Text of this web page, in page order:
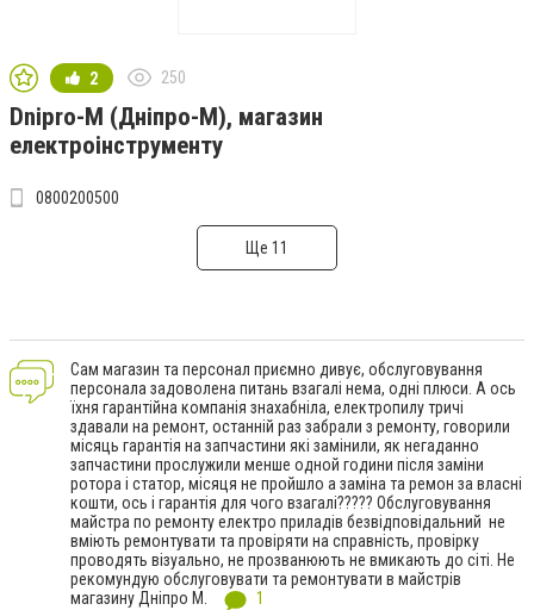
2 250
Dnipro-M (Дніпро-М), магазин
електроінструменту
0800200500
Ще 11
Сам магазин та персонал приємно дивує, обслуговування
персонала задоволена питань взагалі нема, одні плюси. А ось
їхня гарантійна компанія знахабніла, електропилу тричі
здавали на ремонт, останній раз забрали з ремонту, говорили
місяць гарантія на запчастини які замінили, як негаданно
запчастини прослужили менше одной години після заміни
ротора і статор, місяця не пройшло а заміна та ремон за власні
кошти, ось і гарантія для чого взагалі????? Обслуговування
майстра по ремонту електро приладів безвідповідальний не
вміють ремонтувати та провіряти на справність, провірку
проводять візуально, не прозванюють не вмикають до сіті. Не
рекомундую обслуговувати та ремонтувати в майстрів
магазину Дніпро М.
1